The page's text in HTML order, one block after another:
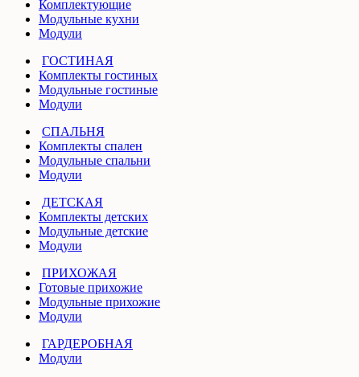
Комплектующие
Модульные кухни
Модули
ГОСТИНАЯ
Комплекты гостиных
Модульные гостиные
Модули
СПАЛЬНЯ
Комплекты спален
Модульные спальни
Модули
ДЕТСКАЯ
Комплекты детских
Модульные детские
Модули
ПРИХОЖАЯ
Готовые прихожие
Модульные прихожие
Модули
ГАРДЕРОБНАЯ
Модули